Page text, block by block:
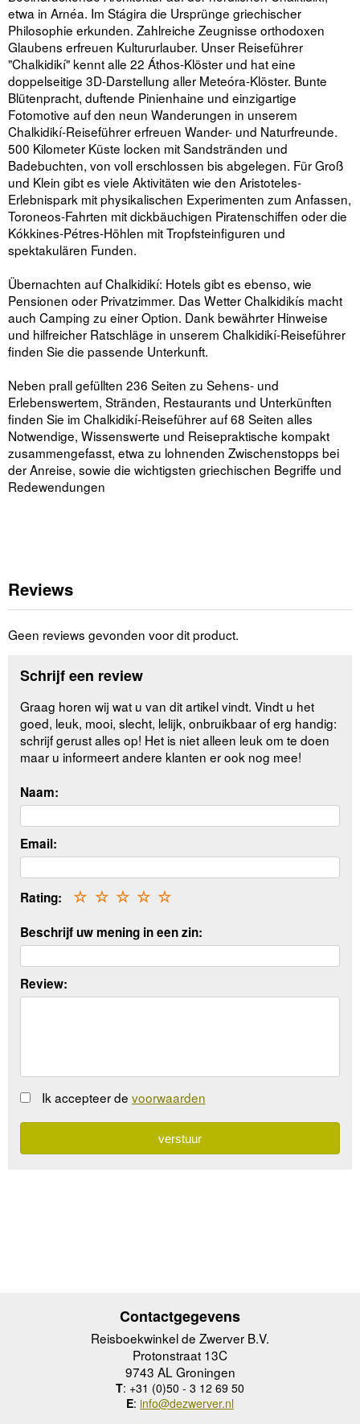
etwa in Arnéa. Im Stágira die Ursprünge griechischer
Philosophie erkunden. Zahlreiche Zeugnisse orthodoxen
Glaubens erfreuen Kultururlauber. Unser Reiseführer
"Chalkidikí" kennt alle 22 Áthos-Klöster und hat eine
doppelseitige 3D-Darstellung aller Meteóra-Klöster. Bunte
Blütenpracht, duftende Pinienhaine und einzigartige
Fotomotive auf den neun Wanderungen in unserem
Chalkidikí-Reiseführer erfreuen Wander- und Naturfreunde.
500 Kilometer Küste locken mit Sandstränden und
Badebuchten, von voll erschlossen bis abgelegen. Für Groß
und Klein gibt es viele Aktivitäten wie den Aristoteles-
Erlebnispark mit physikalischen Experimenten zum Anfassen,
Toroneos-Fahrten mit dickbäuchigen Piratenschiffen oder die
Kókkines-Pétres-Höhlen mit Tropfsteinfiguren und
spektakulären Funden.
Übernachten auf Chalkidikí: Hotels gibt es ebenso, wie
Pensionen oder Privatzimmer. Das Wetter Chalkidikís macht
auch Camping zu einer Option. Dank bewährter Hinweise
und hilfreicher Ratschläge in unserem Chalkidikí-Reiseführer
finden Sie die passende Unterkunft.
Neben prall gefüllten 236 Seiten zu Sehens- und
Erlebenswertem, Stränden, Restaurants und Unterkünften
finden Sie im Chalkidikí-Reiseführer auf 68 Seiten alles
Notwendige, Wissenswerte und Reisepraktische kompakt
zusammengefasst, etwa zu lohnenden Zwischenstopps bei
der Anreise, sowie die wichtigsten griechischen Begriffe und
Redewendungen
Reviews
Geen reviews gevonden voor dit product.
Schrijf een review
Graag horen wij wat u van dit artikel vindt. Vindt u het
goed, leuk, mooi, slecht, lelijk, onbruikbaar of erg handig:
schrijf gerust alles op! Het is niet alleen leuk om te doen
maar u informeert andere klanten er ook nog mee!
Naam:
Email:
Rating: ☆
☆
☆
☆
☆
Beschrijf uw mening in een zin:
Review:
Ik accepteer de voorwaarden
Contactgegevens
Reisboekwinkel de Zwerver B.V.
Protonstraat 13C
9743 AL Groningen
T: +31 (0)50 - 3 12 69 50
E: info@dezwerver.nl